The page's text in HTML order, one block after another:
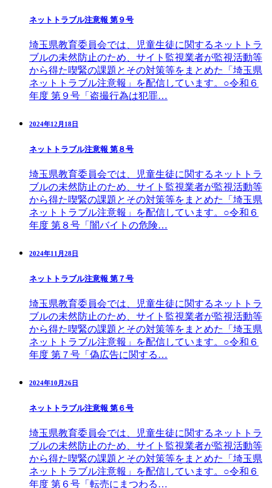
ネットトラブル注意報 第９号
埼玉県教育委員会では、児童生徒に関するネットトラ
ブルの未然防止のため、サイト監視業者が監視活動等
から得た喫緊の課題とその対策等をまとめた「埼玉県
ネットトラブル注意報」を配信しています。○令和６
年度 第９号「盗撮行為は犯罪…
2024年12月18日
ネットトラブル注意報 第８号
埼玉県教育委員会では、児童生徒に関するネットトラ
ブルの未然防止のため、サイト監視業者が監視活動等
から得た喫緊の課題とその対策等をまとめた「埼玉県
ネットトラブル注意報」を配信しています。○令和６
年度 第８号「闇バイトの危険…
2024年11月28日
ネットトラブル注意報 第７号
埼玉県教育委員会では、児童生徒に関するネットトラ
ブルの未然防止のため、サイト監視業者が監視活動等
から得た喫緊の課題とその対策等をまとめた「埼玉県
ネットトラブル注意報」を配信しています。○令和６
年度 第７号「偽広告に関する…
2024年10月26日
ネットトラブル注意報 第６号
埼玉県教育委員会では、児童生徒に関するネットトラ
ブルの未然防止のため、サイト監視業者が監視活動等
から得た喫緊の課題とその対策等をまとめた「埼玉県
ネットトラブル注意報」を配信しています。○令和６
年度 第６号「転売にまつわる…